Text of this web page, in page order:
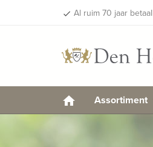
done Al ruim 70 jaar
Assortiment